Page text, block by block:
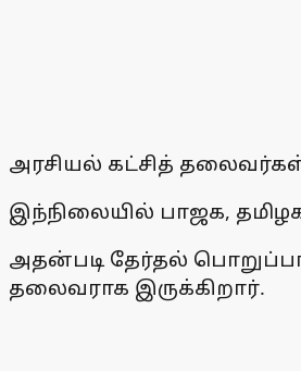
அரசியல் கட்சித்
இந்நிலையில் பாஜக,
அதன்படி தேர்தல்
தலைவராக இருக்கிறார்.